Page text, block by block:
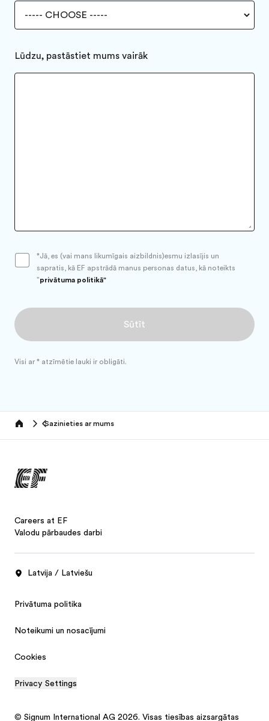
Lūdzu, pastāstiet mums vairāk
Jā, es (vai mans likumīgais aizbildnis)esmu izlasījis un
sapratis, kā EF apstrādā manus personas datus, kā noteikts
"privātuma politikā"
Sūtīt
Visi ar * atzīmētie lauki ir obligāti.
Home Sazinieties ar mums
Careers at EF
Valodu pārbaudes darbi
Latvija / Latviešu
Privātuma politika
Noteikumi un nosacījumi
Cookies
Privacy Settings
© Signum International AG 2026. Visas tiesības aizsargātas